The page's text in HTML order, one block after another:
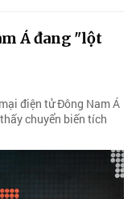
Á đang "lột
điện tử Đông Nam Á
chuyển biến tích